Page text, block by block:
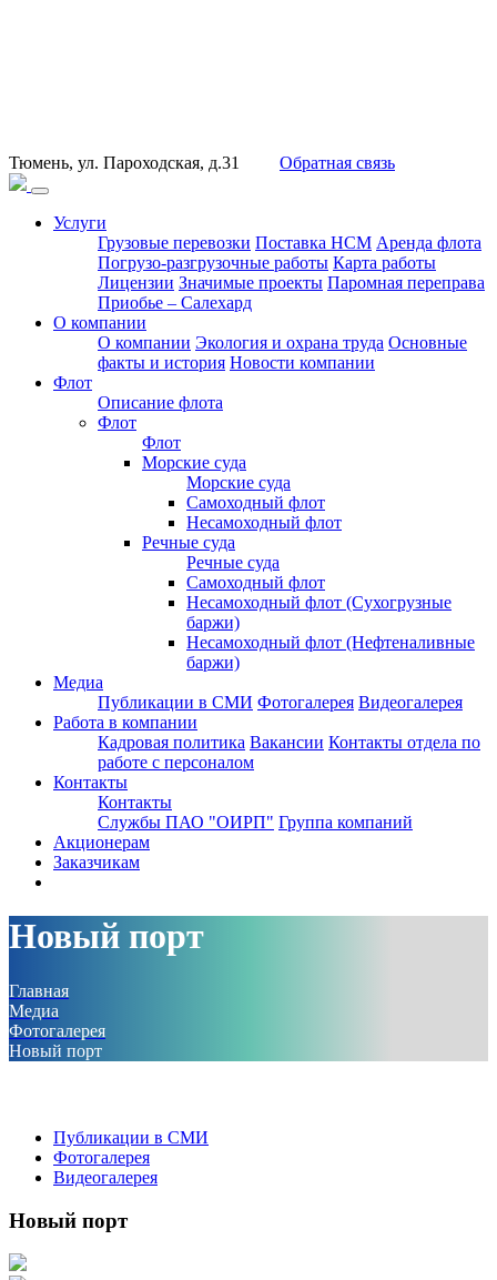
Тюмень, ул. Пароходская, д.31 Обратная связь
Услуги
Грузовые перевозки Поставка НСМ Аренда флота
Погрузо-разгрузочные работы Карта работы
Лицензии Значимые проекты Паромная переправа
Приобье – Салехард
О компании
О компании Экология и охрана труда Основные
факты и история Новости компании
Флот
Описание флота
Флот
Флот
Морские суда
Морские суда
Самоходный флот
Несамоходный флот
Речные суда
Речные суда
Самоходный флот
Несамоходный флот (Сухогрузные
баржи)
Несамоходный флот (Нефтеналивные
баржи)
Медиа
Публикации в СМИ Фотогалерея Видеогалерея
Работа в компании
Кадровая политика Вакансии Контакты отдела по
работе с персоналом
Контакты
Контакты
Службы ПАО "ОИРП" Группа компаний
Акционерам
Заказчикам
Новый порт
Главная
Медиа
Фотогалерея
Новый порт
Публикации в СМИ
Фотогалерея
Видеогалерея
Новый порт